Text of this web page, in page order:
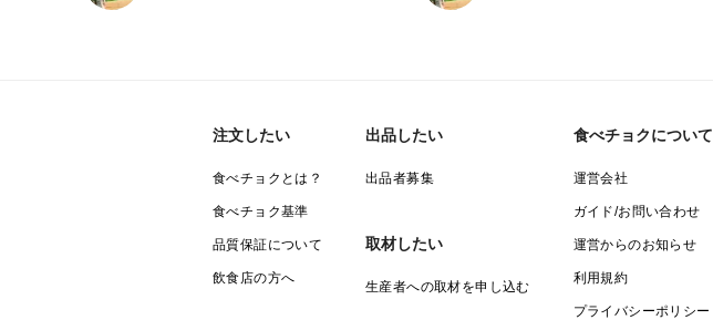
注文したい
食べチョクとは？
食べチョク基準
品質保証について
飲食店の方へ
出品したい
出品者募集
取材したい
生産者への取材を申し込む
食べチョクについて
運営会社
ガイド/お問い合わせ
運営からのお知らせ
利用規約
プライバシーポリシー